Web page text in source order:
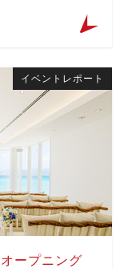
ープニング
イベントレポート